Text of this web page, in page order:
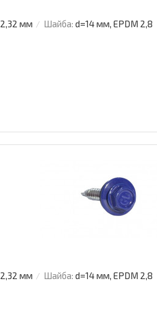
2,32 мм Шайба: d=14 мм, EPDM 2,8
2,32 мм Шайба: d=14 мм, EPDM 2,8